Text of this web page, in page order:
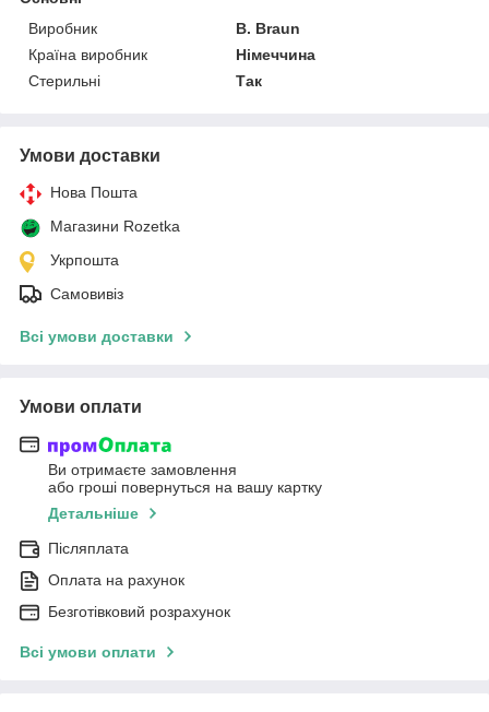
Виробник
B. Braun
Країна виробник
Німеччина
Стерильні
Так
Умови доставки
Нова Пошта
Магазини Rozetka
Укрпошта
Самовивіз
Всі умови доставки
Умови оплати
Ви отримаєте замовлення
або гроші повернуться на вашу картку
Детальніше
Післяплата
Оплата на рахунок
Безготівковий розрахунок
Всі умови оплати